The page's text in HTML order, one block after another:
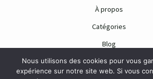
À propos
Catégories
Blog
Contact
Nous utilisons des cookies pour vous
expérience sur notre site web. Si vous